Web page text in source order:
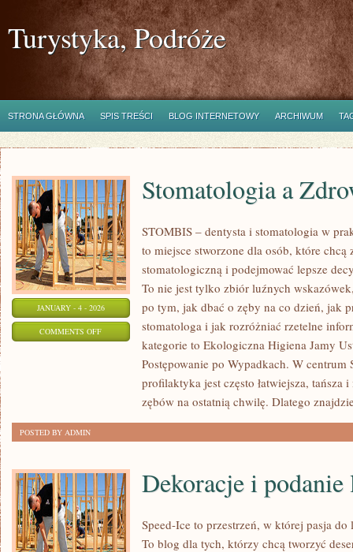
Turystyka, Podróże
STRONA GŁÓWNA SPIS TREŚCI BLOG INTERNETOWY ARCHIWUM
JANUARY - 4 - 2026
COMMENTS OFFON
STOMATOLOGIA
Stomatologia a
STOMBIS – dentysta i stomatologia w
to miejsce stworzone dla osób, które
stomatologiczną i podejmować lepsze
To nie jest tylko zbiór luźnych
po tym, jak dbać o zęby na co dzień, jak
stomatologa i jak rozróżniać rzetelne
kategorie to Ekologiczna Higiena Jamy
Postępowanie po Wypadkach. W centrum
profilaktyka jest często łatwiejsza, tańsza
zębów na ostatnią chwilę. Dlatego
POSTED BY ADMIN
Dekoracje i
Speed-Ice to przestrzeń, w której pasja
To blog dla tych, którzy chcą tworzyć